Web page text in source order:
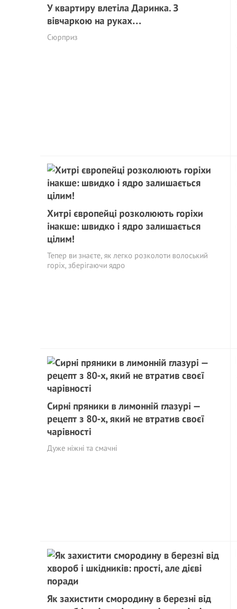
У квартиру влетіла Даринка. З
вівчаркою на руках…
Сюрприз
Хитрі європейці розколюють горіхи
інакше: швидко і ядро залишається
цілим!
Тепер ви знаєте, як легко розколоти волоський
горіх, зберігаючи ядро
Сирні пряники в лимонній глазурі —
рецепт з 80-х, який не втратив своєї
чарівності
Дуже ніжні та смачні
Як захистити смородину в березні від